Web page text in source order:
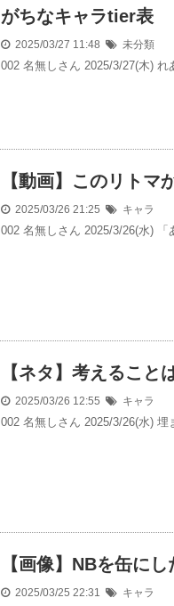
がちなキャラtier表
2025/03/27 11:48 未分類
002 名無しさん 2025/3/27(木)
【動画】このリトマ
2025/03/26 21:25 キャラ
002 名無しさん 2025/3/26(水)
【ネタ】考えるこ
2025/03/26 12:55 キャラ
002 名無しさん 2025/3/26(水)
【画像】NBを缶に
2025/03/25 22:31 キャラ